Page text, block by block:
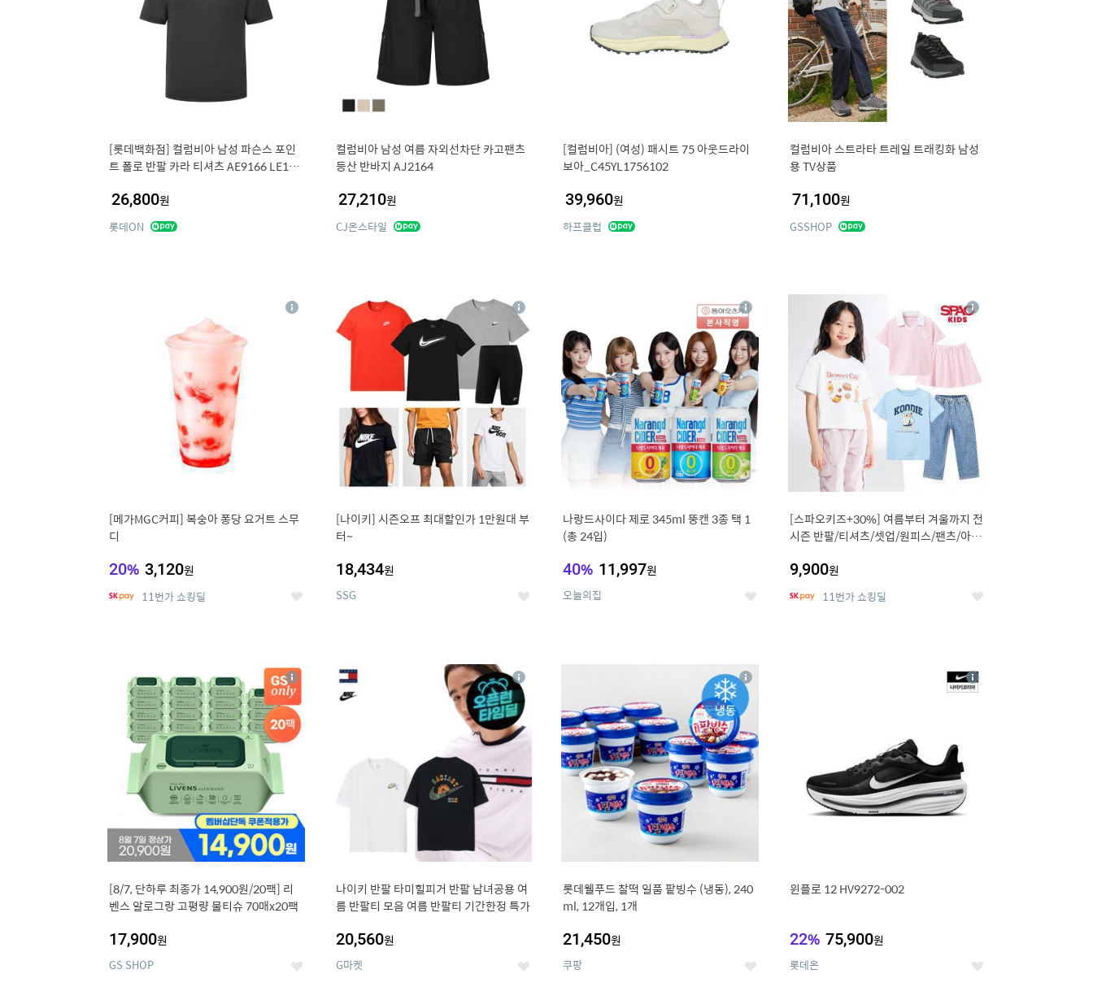
[롯데백화점] 컬럼비아 남성 파슨스 포인
트 폴로 반팔 카라 티셔츠 AE9166 LE122
26,800원
롯데ON
컬럼비아 남성 여름 자외선차단 카고팬츠
등산 반바지 AJ2164
27,210원
CJ온스타일
[컬럼비아] (여성) 패시트 75 아웃드라이
보아_C45YL1756102
39,960원
하프클럽
컬럼비아 스트라타 트레일 트래킹화 남성
용 TV상품
71,100원
GSSHOP
[메가MGC커피] 복숭아 퐁당 요거트 스무
디
20% 3,120원
11번가 쇼킹딜 좋
상
10
[나이키] 시즌오프 최대할인가 1만원대 부
터~
18,434원
SSG 좋
상
세
나랑드사이다 제로 345ml 뚱캔 3종 택 1
(총 24입)
40% 11,997원
오늘의집 좋
상
세
12
[스파오키즈+30%] 여름부터 겨울까지 전
시즌 반팔/티셔츠/셋업/원피스/팬츠/아우
9,900원
11번가 쇼킹딜 좋
상
[8/7, 단하루 최종가 14,900원/20팩] 리
벤스 알로그랑 고평량 물티슈 70매x20팩
17,900원
GS SHOP 좋
상
세
14
나이키 반팔 타미힐피거 반팔 남녀공용 여
름 반팔티 모음 여름 반팔티 기간한정 특가
20,560원
G마켓 좋
상
세
롯데웰푸드 찰떡 일품 팥빙수 (냉동), 240
ml, 12개입, 1개
21,450원
쿠팡 좋
상
세
윈플로 12 HV9272-002
22% 75,900원
롯데온 좋
상
세